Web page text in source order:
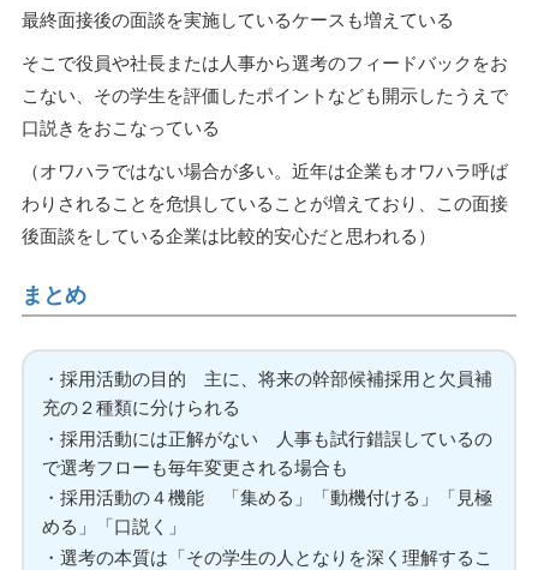
最終面接後の面談を実施しているケースも増えている
そこで役員や社長または人事から選考のフィードバックをお
こない、その学生を評価したポイントなども開示したうえで
口説きをおこなっている
（オワハラではない場合が多い。近年は企業もオワハラ呼ば
わりされることを危惧していることが増えており、この面接
後面談をしている企業は比較的安心だと思われる）
まとめ
・採用活動の目的 主に、将来の幹部候補採用と欠員補
充の２種類に分けられる
・採用活動には正解がない 人事も試行錯誤しているの
で選考フローも毎年変更される場合も
・採用活動の４機能 「集める」「動機付ける」「見極
める」「口説く」
・選考の本質は「その学生の人となりを深く理解するこ